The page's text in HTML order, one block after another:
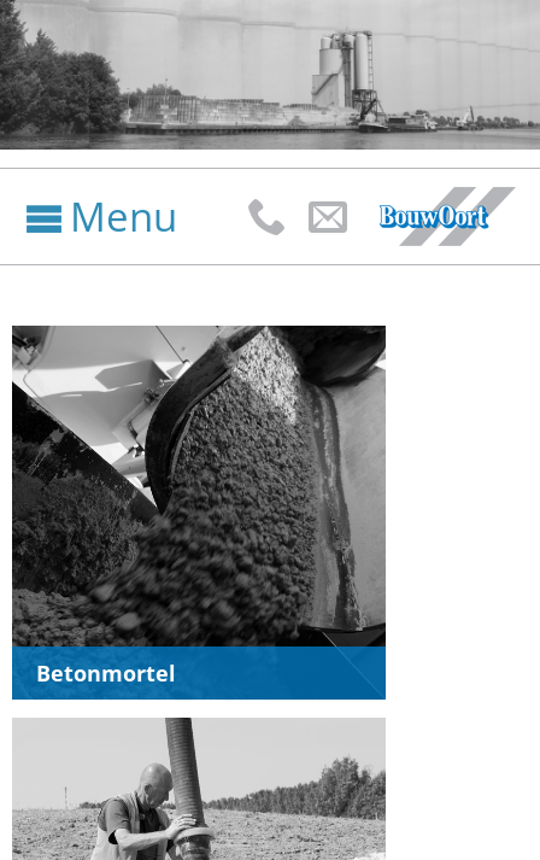
 Menu  
Betonmortel